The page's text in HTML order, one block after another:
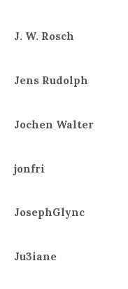
J. W. Rosch
Jens Rudolph
Jochen Walter
jonfri
JosephGlync
Ju3iane